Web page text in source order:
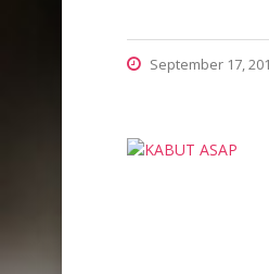
September 17,